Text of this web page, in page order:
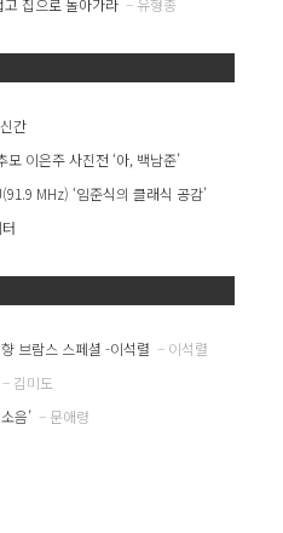
집으로 돌아가라 – 유형종
간
이은주 사진전 ‘아, 백남준’
MHz) ‘임준식의 클래식 공감’
브람스 스페셜 -이석렬 – 이석렬
– 김미도
음’ – 문애령